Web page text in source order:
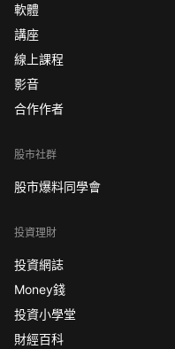
軟體
講座
線上課程
影音
合作作者
股市社群
股市爆料同學會
投資理財
投資網誌
Money錢
投資小學堂
財經百科